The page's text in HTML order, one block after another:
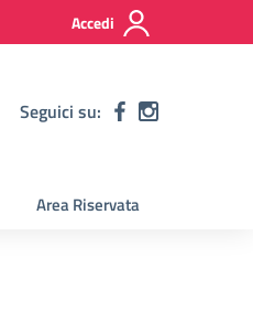
Accedi
Seguici su:
Area Riservata